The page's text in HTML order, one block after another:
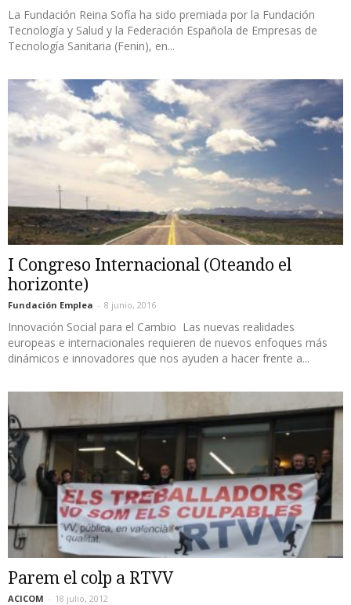
La Fundación Reina Sofía ha sido premiada por la Fundación
Tecnología y Salud y la Federación Española de Empresas de
Tecnología Sanitaria (Fenin), en...
I Congreso Internacional (Oteando el
horizonte)
Fundación Emplea - 8 junio, 2016
Innovación Social para el Cambio Las nuevas realidades
europeas e internacionales requieren de nuevos enfoques más
dinámicos e innovadores que nos ayuden a hacer frente a...
Parem el colp a RTVV
ACICOM - 18 julio, 2012